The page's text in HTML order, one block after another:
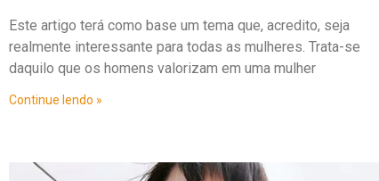
Este artigo terá como base um tema que, acredito, seja
realmente interessante para todas as mulheres. Trata-se
daquilo que os homens valorizam em uma mulher
Continue lendo »